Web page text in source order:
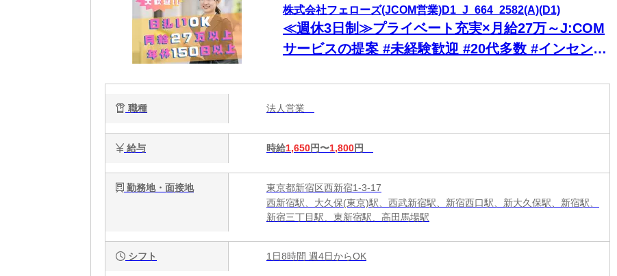
株式会社フェローズ(JCOM営業)D1_J_664_2582(A)(D1)
≪週休3日制≫プライベート充実×月給27万～J:COM
サービスの提案 #未経験歓迎 #20代多数 #インセンテ
職種 法人営業
給与 時給1,650円〜1,800円
勤務地・面接地
東京都新宿区西新宿1-3-17
西新宿駅、大久保(東京)駅、西武新宿駅、新宿西口駅、新大久保駅、新宿駅、
新宿三丁目駅、東新宿駅、高田馬場駅
シフト 1日8時間 週4日からOK